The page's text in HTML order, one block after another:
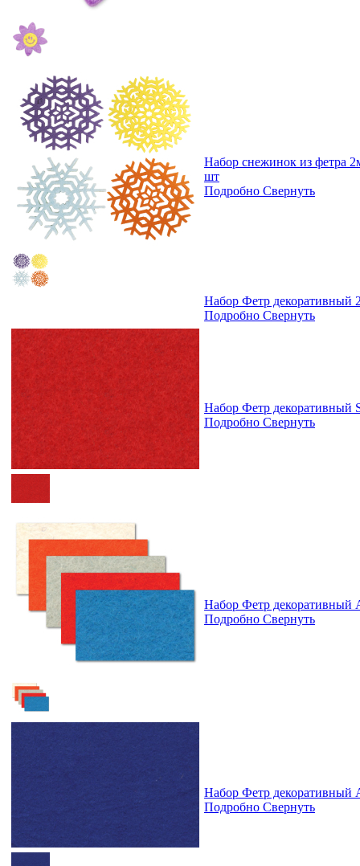
Набор снежинок из фетра
шт
Подробно Свернуть
Набор Фетр декоративный
Подробно Свернуть
Набор Фетр декоративный
Подробно Свернуть
Набор Фетр декоративный
Подробно Свернуть
Набор Фетр декоративный
Подробно Свернуть